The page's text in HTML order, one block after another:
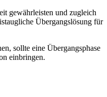
gewährleisten und zugleich
Übergangslösung für
sollte eine Übergangsphase
einbringen.